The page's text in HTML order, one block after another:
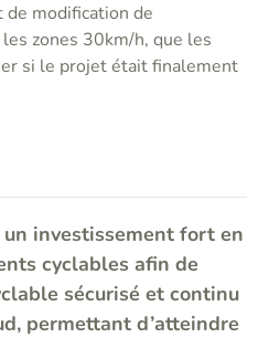
modification de
zones 30km/h, que les
si le projet était finalement
investissement fort en
cyclables afin de
sécurisé et continu
permettant d’atteindre